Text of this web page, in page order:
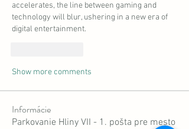
accelerates, the line between gaming and
technology will blur, ushering in a new era of
digital entertainment.
Show more comments
Informácie
Parkovanie Hliny VII - 1. pošta pre mesto